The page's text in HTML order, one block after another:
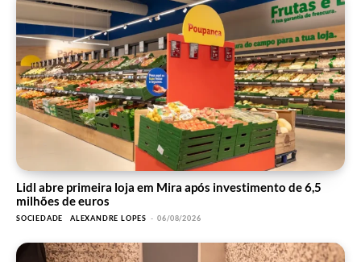
Lidl abre primeira loja em Mira após investimento de 6,5
milhões de euros
SOCIEDADE ALEXANDRE LOPES - 06/08/2026